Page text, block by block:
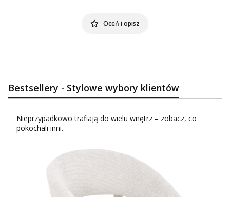
Oceń i opisz
Bestsellery - Stylowe wybory klientów
Nieprzypadkowo trafiają do wielu wnętrz – zobacz, co
pokochali inni.